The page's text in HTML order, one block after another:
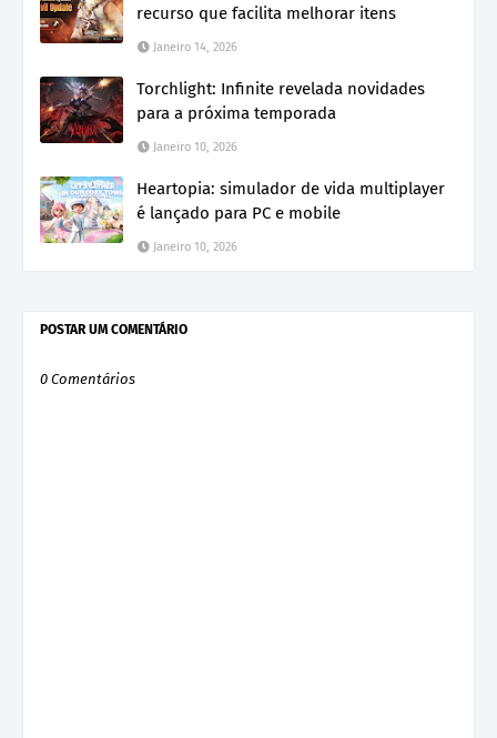
recurso que facilita melhorar itens
Janeiro 14, 2026
Torchlight: Infinite revelada novidades
para a próxima temporada
Janeiro 10, 2026
Heartopia: simulador de vida multiplayer
é lançado para PC e mobile
Janeiro 10, 2026
POSTAR UM COMENTÁRIO
0 Comentários